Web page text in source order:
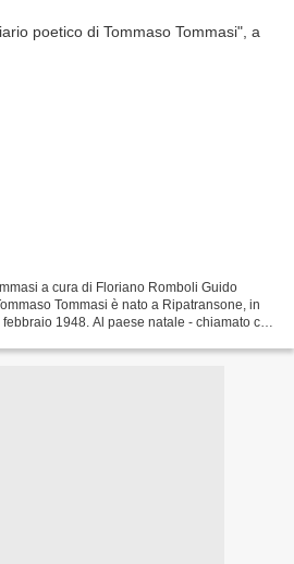
a cura di Floriano Romboli Guido
Tommasi è nato a Ripatransone, in
1948. Al paese natale - chiamato con